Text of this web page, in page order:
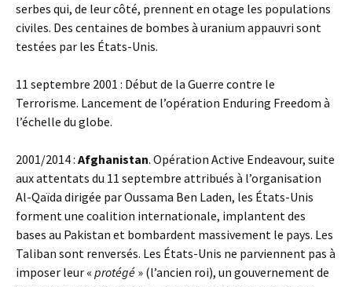
serbes qui, de leur côté, prennent en otage les populations
civiles. Des centaines de bombes à uranium appauvri sont
testées par les États-Unis.
11 septembre 2001 : Début de la Guerre contre le
Terrorisme. Lancement de l’opération Enduring Freedom à
l’échelle du globe.
2001/2014 : Afghanistan. Opération Active Endeavour, suite
aux attentats du 11 septembre attribués à l’organisation
Al-Qaïda dirigée par Oussama Ben Laden, les États-Unis
forment une coalition internationale, implantent des
bases au Pakistan et bombardent massivement le pays. Les
Taliban sont renversés. Les États-Unis ne parviennent pas à
imposer leur « protégé » (l’ancien roi), un gouvernement de